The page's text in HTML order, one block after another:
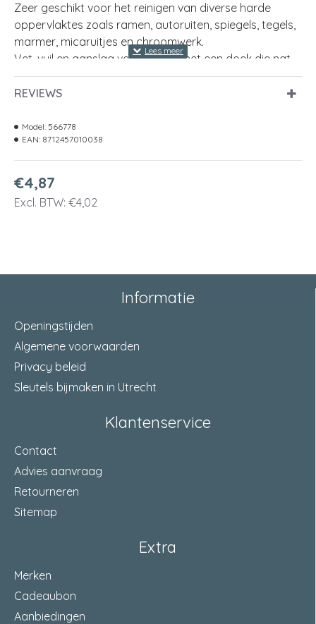
Zeer geschikt voor het reinigen van diverse harde
oppervlaktes zoals ramen, autoruiten, spiegels, tegels,
marmer, micaruitjes en chroomwerk.
Vet, vuil en aanslag verwijderen met een doek die nat
gemaakt is in de brandspiritus. Nawrijven met een
zachte doek.
REVIEWS
€4,87
Excl. BTW: €4,02
Model: 566778
EAN: 8712457010038
Informatie
Openingstijden
Algemene voorwaarden
Privacy beleid
Sleutels bijmaken in Utrecht
Klantenservice
Contact
Advies aanvraag
Retourneren
Sitemap
Extra
Merken
Cadeaubon
Aanbiedingen